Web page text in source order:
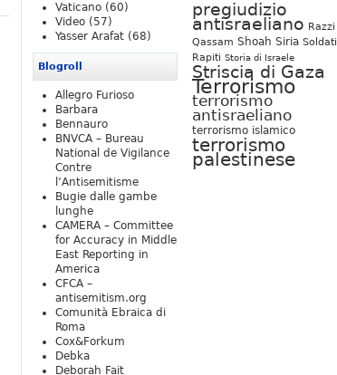
pregiudizio
antisraeliano Razzi
Qassam Shoah Siria Soldati
Rapiti Storia di Israele
Striscia di Gaza
Terrorismo
terrorismo
antisraeliano
terrorismo islamico
terrorismo
palestinese
Vaticano (60)
Video (57)
Yasser Arafat (68)
Blogroll
Allegro Furioso
Barbara
Bennauro
BNVCA – Bureau
National de Vigilance
Contre
l’Antisemitisme
Bugie dalle gambe
lunghe
CAMERA – Committee
for Accuracy in Middle
East Reporting in
America
CFCA –
antisemitism.org
Comunità Ebraica di
Roma
Cox&Forkum
Debka
Deborah Fait